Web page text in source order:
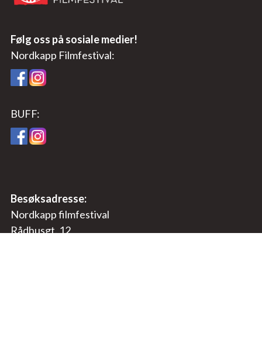
Følg oss på sosiale medier!
Nordkapp Filmfestival:
BUFF:
Besøksadresse:
Nordkapp filmfestival
Rådhusgt. 12